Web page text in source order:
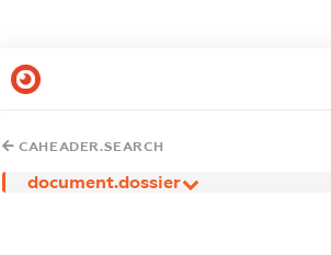
CAHEADER.SEARCH
document.dossier